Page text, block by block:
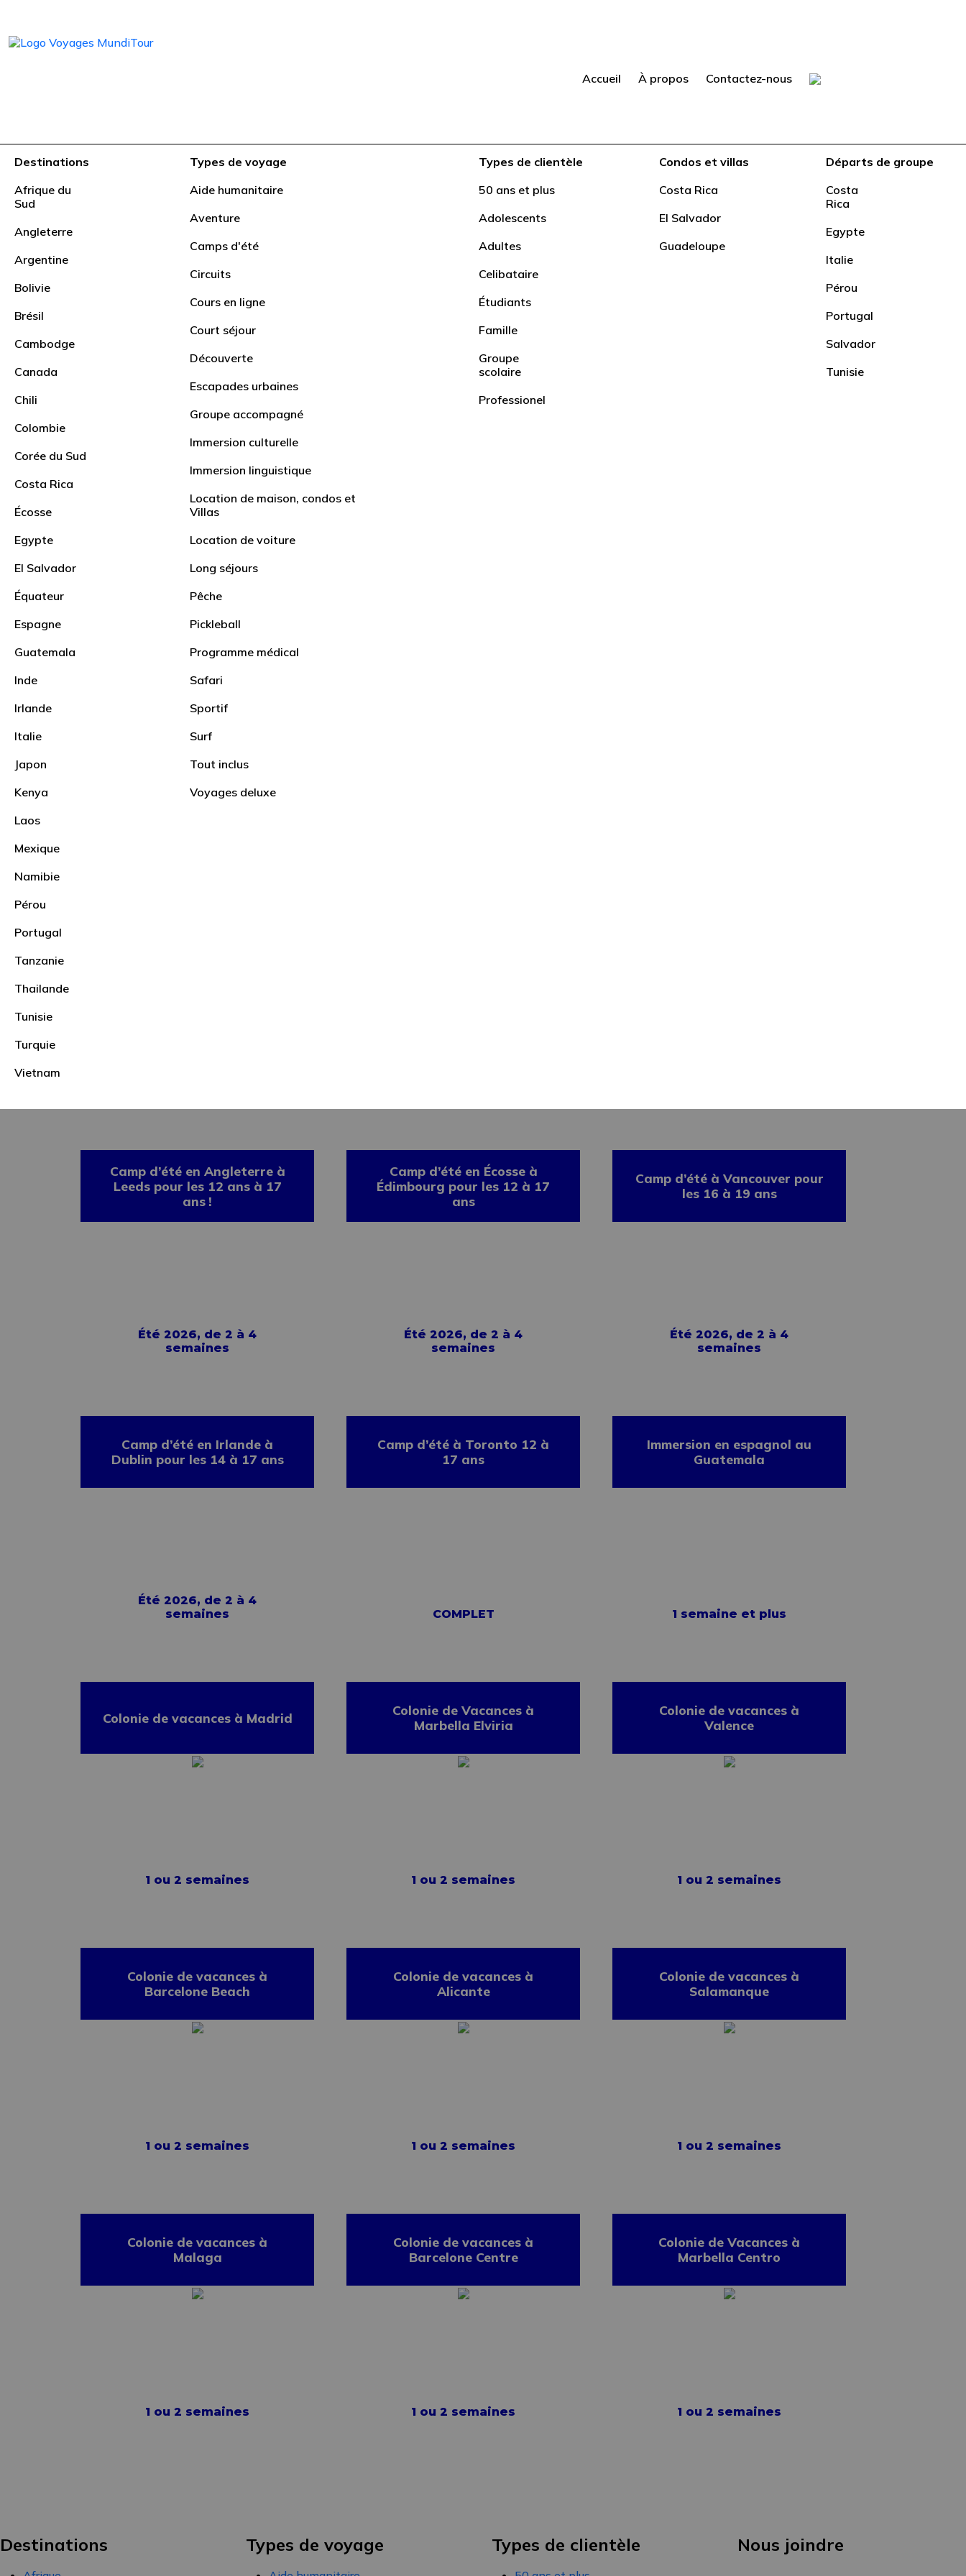
Accueil À propos Contactez-nous
Destinations
Afrique du
Sud
Angleterre
Argentine
Bolivie
Brésil
Cambodge
Canada
Chili
Colombie
Corée du Sud
Costa Rica
Écosse
Egypte
El Salvador
Équateur
Espagne
Guatemala
Inde
Irlande
Italie
Japon
Kenya
Laos
Mexique
Namibie
Pérou
Portugal
Tanzanie
Thailande
Tunisie
Turquie
Vietnam
Types de voyage
Aide humanitaire
Aventure
Camps d'été
Circuits
Cours en ligne
Court séjour
Découverte
Escapades urbaines
Groupe accompagné
Immersion culturelle
Immersion linguistique
Location de maison, condos et
Villas
Location de voiture
Long séjours
Pêche
Pickleball
Programme médical
Safari
Sportif
Surf
Tout inclus
Voyages deluxe
Types de clientèle
50 ans et plus
Adolescents
Adultes
Celibataire
Étudiants
Famille
Groupe
scolaire
Professionel
Condos et villas
Costa Rica
El Salvador
Guadeloupe
Départs de groupe
Costa
Rica
Egypte
Italie
Pérou
Portugal
Salvador
Tunisie
Adolescents
Filtrer les produits
Camps d'été
Professionel
Adolescents
Camp d’été en Angleterre à
Leeds pour les 12 ans à 17
ans !
Été 2026, de 2 à 4
semaines
Camp d’été en Écosse à
Édimbourg pour les 12 à 17
ans
Été 2026, de 2 à 4
semaines
Camp d’été à Vancouver pour
les 16 à 19 ans
Été 2026, de 2 à 4
semaines
Camp d’été en Irlande à
Dublin pour les 14 à 17 ans
Été 2026, de 2 à 4
semaines
Camp d’été à Toronto 12 à
17 ans
COMPLET
Immersion en espagnol au
Guatemala
1 semaine et plus
Colonie de vacances à Madrid
1 ou 2 semaines
Colonie de Vacances à
Marbella Elviria
1 ou 2 semaines
Colonie de vacances à
Valence
1 ou 2 semaines
Colonie de vacances à
Barcelone Beach
1 ou 2 semaines
Colonie de vacances à
Alicante
1 ou 2 semaines
Colonie de vacances à
Salamanque
1 ou 2 semaines
Colonie de vacances à
Malaga
1 ou 2 semaines
Colonie de vacances à
Barcelone Centre
1 ou 2 semaines
Colonie de Vacances à
Marbella Centro
1 ou 2 semaines
Destinations Types de voyage Types de clientèle
Nous joindre